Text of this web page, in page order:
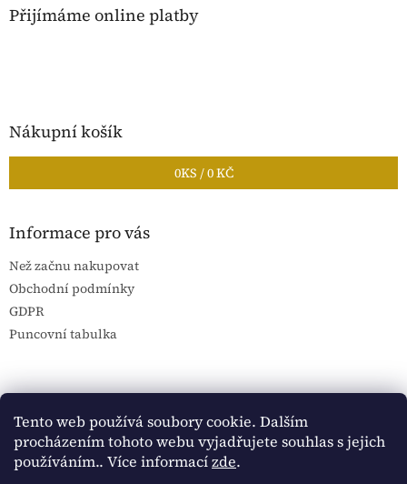
Tento web používá soubory cookie. Dalším
procházením tohoto webu vyjadřujete souhlas s jejich
používáním.. Více informacízde.
Přijímáme online platby
Nákupní košík
0KS /0 KČ
Informace pro vás
Než začnu nakupovat
Obchodní podmínky
GDPR
Puncovní tabulka